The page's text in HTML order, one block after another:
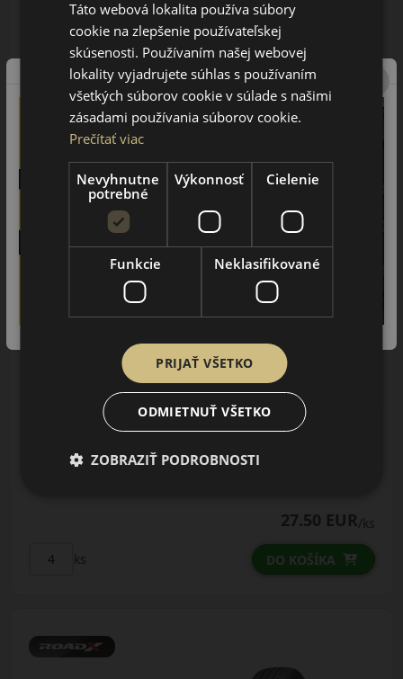
27.25 EUR
ks DO KOŠÍKA
LETNÁ PNEUMATIKA
155/65R14 (75) H
Údaje štítku EPREL:
MONTÁŽ K NOVEJ SADE
PNEUMATÍK!
Použite kupónový kód
ROZBEH
27.50 EUR/ks
ks DO KOŠÍKA
Táto webová lokalita používa súbory
cookie na zlepšenie používateľskej
skúsenosti. Používaním našej webovej
lokality vyjadrujete súhlas s používaním
všetkých súborov cookie v súlade s našimi
zásadami používania súborov cookie.
Prečítať viac
Nevyhnutne
potrebné
Výkonnosť Cielenie
Funkcie Neklasifikované
PRIJAŤ VŠETKO
ODMIETNUŤ VŠETKO
ZOBRAZIŤ PODROBNOSTI